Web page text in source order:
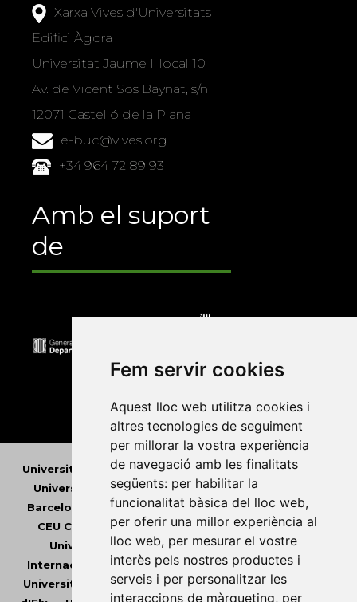
Fem servir cookies
Aquest lloc web utilitza cookies i
altres tecnologies de seguiment
per millorar la vostra experiència
de navegació amb les finalitats
següents: per habilitar la
funcionalitat bàsica del lloc web,
per oferir una millor experiència al
lloc web, per mesurar el vostre
interès pels nostres productes i
serveis i per personalitzar les
interaccions de màrqueting, per
Xarxa Vives d'Universitats
Edifici Àgora
Universitat Jaume I, local 10
Av. de Vicent Sos Baynat, s/n
12071 Castelló de la Plana
e-buc@vives.org
+34 964 72 89 93
Amb el suport
de
Universitat Abat Oliba CEU•Universitat d'Alacant
Universitat d'Andorra•Universitat Autònoma de
Barcelona
Universitat de Barcelona•Universitat
CEU Cardenal Herrera•Universitat de Girona •
Universitat de les Illes Balears• Universitat
Internacional de Catalunya•Universitat Jaume I
Universitat de Lleida• Universitat Miguel Hernández